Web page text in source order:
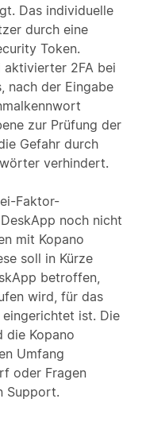
Das individuelle
durch eine
Token.
aktivierter 2FA bei
nach der Eingabe
zur Prüfung der
Gefahr durch
verhindert.
Faktor-
noch nicht
mit Kopano
soll in Kürze
betroffen,
wird, für das
ist. Die
die Kopano
Umfang
oder Fragen
Support.